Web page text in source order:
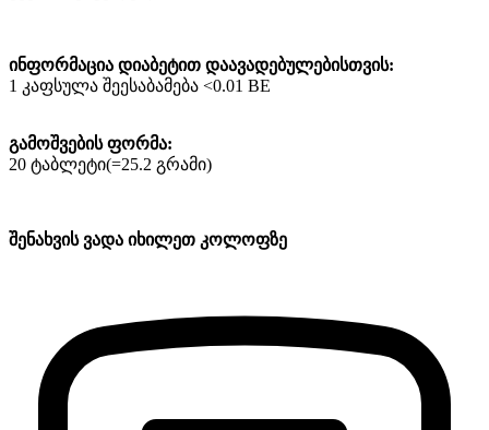
ინფორმაცია დიაბეტით დაავადებულებისთვის:
1 კაფსულა შეესაბამება <0.01 BE
გამოშვების ფორმა:
20 ტაბლეტი(=25.2 გრამი)
შენახვის ვადა იხილეთ კოლოფზე